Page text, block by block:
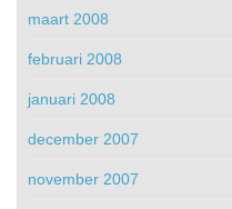
maart 2008
februari 2008
januari 2008
december 2007
november 2007